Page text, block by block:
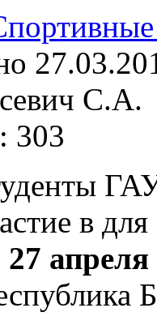
С.А.
303
в
27 апреля